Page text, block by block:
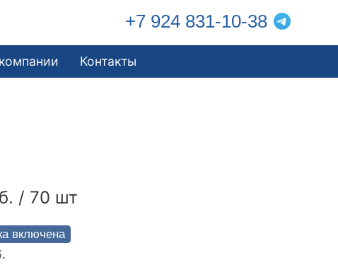
+7 924 831-10-38
Контакты
/ 70 шт
включена